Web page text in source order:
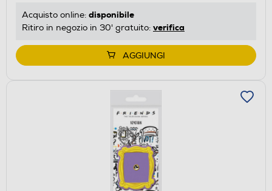
Acquisto online: disponibile
Ritiro in negozio in 30' gratuito: verifica
AGGIUNGI